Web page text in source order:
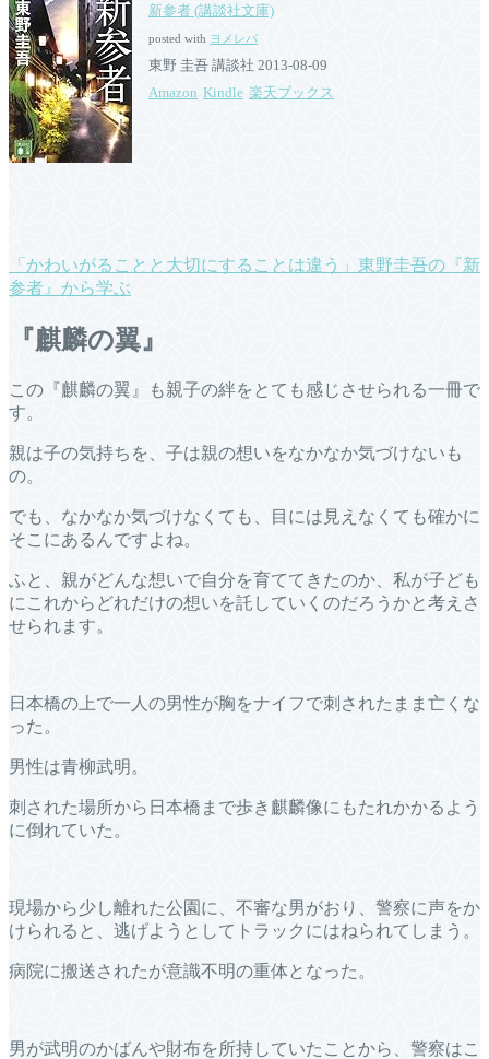
新参者 (講談社文庫)
posted with ヨメレバ
東野 圭吾 講談社 2013-08-09
Amazon Kindle 楽天ブックス
「かわいがることと大切にすることは違う」東野圭吾の『新
参者』から学ぶ
『麒麟の翼』
この『麒麟の翼』も親子の絆をとても感じさせられる一冊で
す。
親は子の気持ちを、子は親の想いをなかなか気づけないも
の。
でも、なかなか気づけなくても、目には見えなくても確かに
そこにあるんですよね。
ふと、親がどんな想いで自分を育ててきたのか、私が子ども
にこれからどれだけの想いを託していくのだろうかと考えさ
せられます。
日本橋の上で一人の男性が胸をナイフで刺されたまま亡くな
った。
男性は青柳武明。
刺された場所から日本橋まで歩き麒麟像にもたれかかるよう
に倒れていた。
現場から少し離れた公園に、不審な男がおり、警察に声をか
けられると、逃げようとしてトラックにはねられてしまう。
病院に搬送されたが意識不明の重体となった。
男が武明のかばんや財布を所持していたことから、警察はこ